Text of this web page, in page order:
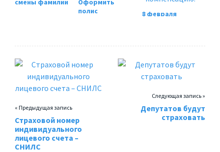
смены фамилии
Оформить
полис
от несчастных
нужно знать?
8 февраля
“Осинниковская
погибшего
выплатят
« Предыдущая запись
Страховой номер
индивидуального
лицевого счета –
СНИЛС
Следующая запись »
Депутатов будут
страховать